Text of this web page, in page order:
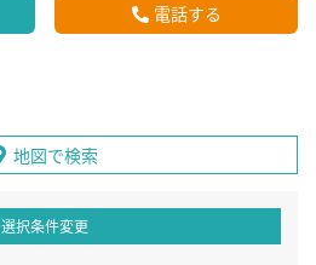
電話する
地図で検索
選択条件変更